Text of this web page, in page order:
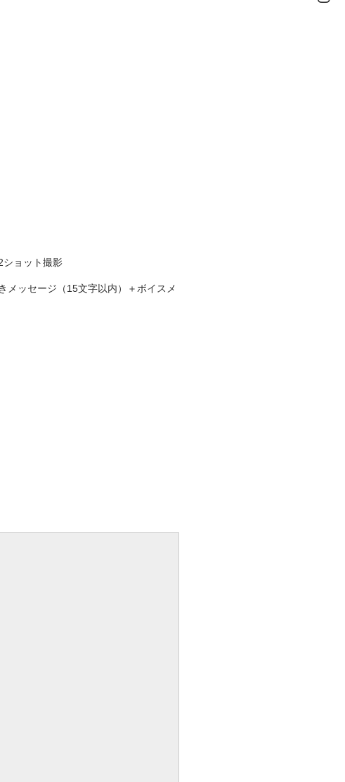
ショット撮影
メッセージ（15文字以内）＋ボイスメ